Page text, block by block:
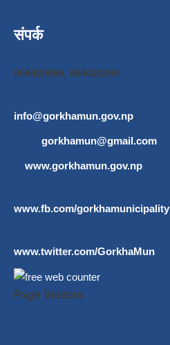
संपर्क
064420696, 064420269
info@gorkhamun.gov.np,
gorkhamun@gmail.com
www.gorkhamun.gov.np
www.fb.com/gorkhamunicipality
www.twitter.com/GorkhaMun
Page Visitors